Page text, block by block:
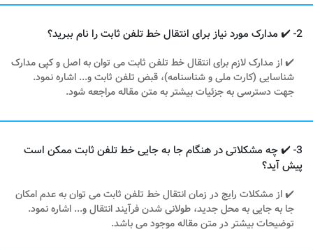
2- ✔️ مدارک مورد نیاز برای انتقال خط تلفن ثابت را نام ببرید؟
✔️ از مدارک لازم برای انتقال خط تلفن ثابت می توان به اصل و کپی مدارک
شناسایی (کارت ملی و شناسنامه)، قبض تلفن ثابت و... اشاره نمود.
جهت دسترسی به جزئیات بیشتر به متن مقاله مراجعه شود.
3- ✔️ چه مشکلاتی در هنگام جا به جایی خط تلفن ثابت ممکن است
پیش آید؟
✔️ از مشکلات رایج در زمان انتقال خط تلفن ثابت می توان به عدم امکان
جا به جایی به محل جدید، طولانی شدن فرآیند انتقال و... اشاره نمود.
توضیحات بیشتر در متن مقاله موجود می باشد.